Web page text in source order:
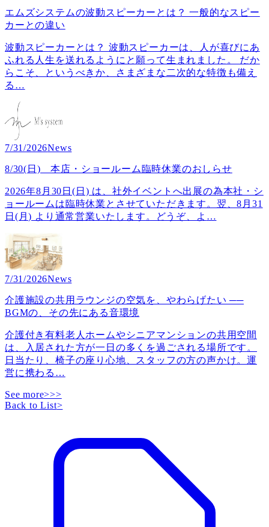
エムズシステムの波動スピーカーとは？ 一般的なスピー
カーとの違い
波動スピーカーとは？ 波動スピーカーは、人が喜びにあ
ふれる人生を送れるようにと願って生まれました。 だか
らこそ、というべきか、さまざまな二次的な特徴も備え
る …
7/31/2026News
8/30(日) 本店・ショールーム臨時休業のおしらせ
2026年8月30日(日) は、社外イベントへ出展の為本社・シ
ョールームは臨時休業とさせていただきます。翌、8月31
日(月) より通常営業いたします。どうぞ、よ …
7/31/2026News
介護施設の共用ラウンジの空気を、やわらげたい ──
BGMの、その先にある音環境
介護付き有料老人ホームやシニアマンションの共用空間
は、入居された方が一日の多くを過ごされる場所です。
日当たり、椅子の座り心地、スタッフの方の声かけ。運
営に携わる …
See more>>>
Back to List>